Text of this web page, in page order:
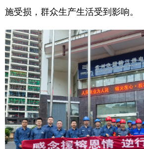
黔南 黔西南
地方频道
北京 天津 河北
辽宁 吉林 上海
浙江 安徽 福建
施受损，群众生产生活受到影响。